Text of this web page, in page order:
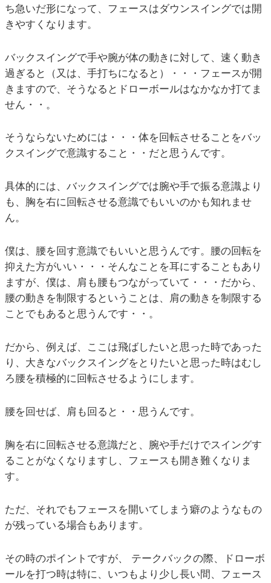
ち急いだ形になって、フェースはダウンスイングでは開
きやすくなります。
バックスイングで手や腕が体の動きに対して、速く動き
過ぎると（又は、手打ちになると）・・・フェースが開
きますので、そうなるとドローボールはなかなか打てま
せん・・。
そうならないためには・・・体を回転させることをバッ
クスイングで意識すること・・だと思うんです。
具体的には、バックスイングでは腕や手で振る意識より
も、胸を右に回転させる意識でもいいのかも知れませ
ん。
僕は、腰を回す意識でもいいと思うんです。腰の回転を
抑えた方がいい・・・そんなことを耳にすることもあり
ますが、僕は、肩も腰もつながっていて・・・だから、
腰の動きを制限するということは、肩の動きを制限する
ことでもあると思うんです・・。
だから、例えば、ここは飛ばしたいと思った時であった
り、大きなバックスイングをとりたいと思った時はむし
ろ腰を積極的に回転させるようにします。
腰を回せば、肩も回ると・・思うんです。
胸を右に回転させる意識だと、腕や手だけでスイングす
ることがなくなりますし、フェースも開き難くなりま
す。
ただ、それでもフェースを開いてしまう癖のようなもの
が残っている場合もあります。
その時のポイントですが、 テークバックの際、ドローボ
ールを打つ時は特に、いつもより少し長い間、フェース